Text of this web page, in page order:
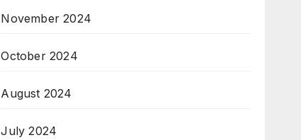
November 2024
October 2024
August 2024
July 2024